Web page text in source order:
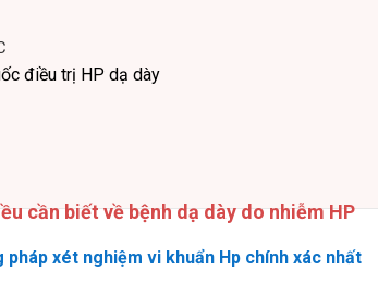
điều trị HP dạ dày
cần biết về bệnh dạ dày do nhiễm HP
pháp xét nghiệm vi khuẩn Hp chính xác nhất